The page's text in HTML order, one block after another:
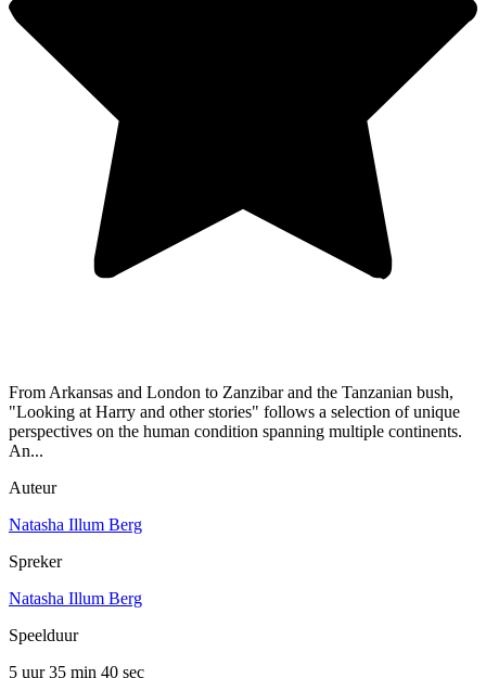
From Arkansas and London to Zanzibar and the Tanzanian bush,
"Looking at Harry and other stories" follows a selection of unique
perspectives on the human condition spanning multiple continents.
An...
Auteur
Natasha Illum Berg
Spreker
Natasha Illum Berg
Speelduur
5 uur 35 min 40 sec